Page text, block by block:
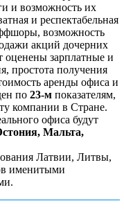
и возможность их
и респектабельная
возможность
акций дочерних
оценены зарплатные и
простота получения
аренды офиса и
по 23-м показателям,
компании в Стране.
офиса будут
Мальта,
Латвии, Литвы,
именитыми